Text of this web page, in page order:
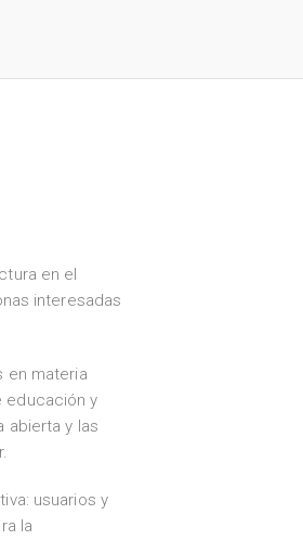
en el
interesadas
en materia
educación y
abierta y las
usuarios y
la